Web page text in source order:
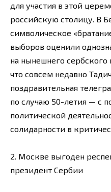
для участия в этой
российскую столицу. В
символическое
выборов оценили
на нынешнего
что совсем недавно
поздравительная
по случаю 50-летия — с
политической
солидарности в
2. Москве выгоден
президент Сербии